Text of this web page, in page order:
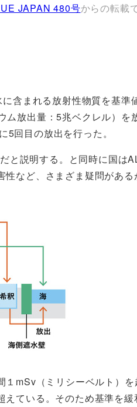
JAPAN 480号からの転載
含まれる放射性物質を基
放出量：5兆ベクレル）
回目の放出を行った。
と説明する。と同時に国
など、さまざま疑問があ
mSv（ミリシーベルト）
ている。そのため基準を